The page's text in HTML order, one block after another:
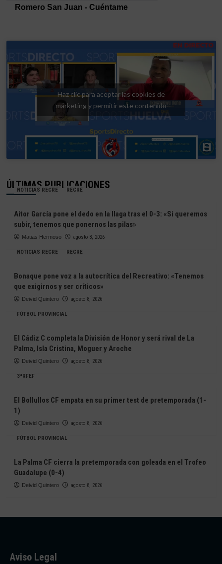
Haz clic para aceptar las cookies de
márketing y permitir este contenido
ÚLTIMAS PUBLICACIONES
NOTICIAS RECRE RECRE
Aitor García pone el dedo en la llaga tras el 0-3: «Si queremos
subir, tenemos que ponernos las pilas»
Matias Hermoso agosto 8, 2026
NOTICIAS RECRE RECRE
Bonaque pone voz a la autocrítica del Recreativo: «Tenemos
que exigirnos y ser críticos»
Deivid Quintero agosto 8, 2026
FÚTBOL PROVINCIAL
El Cádiz C completa la División de Honor y será rival de La
Palma, Isla Cristina, Moguer y Aroche
Deivid Quintero agosto 8, 2026
3ªRFEF
El Bollullos CF empata en su primer test de pretemporada (1-
1)
Deivid Quintero agosto 8, 2026
FÚTBOL PROVINCIAL
La Palma CF cierra la pretemporada con goleada en el Trofeo
Guadalupe (0-4)
Deivid Quintero agosto 8, 2026
Aviso Legal